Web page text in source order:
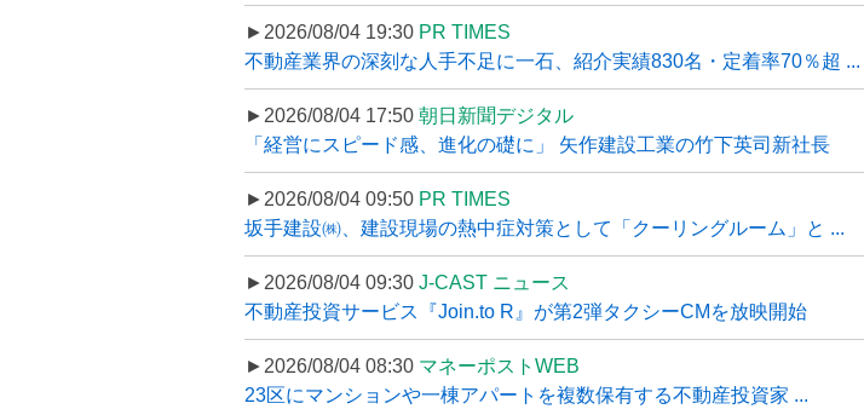
►2026/08/04 19:30 PR TIMES
不動産業界の深刻な人手不足に一石、紹介実績830名・定着率70％超 ...
►2026/08/04 17:50 朝日新聞デジタル
「経営にスピード感、進化の礎に」 矢作建設工業の竹下英司新社長
►2026/08/04 09:50 PR TIMES
坂手建設㈱、建設現場の熱中症対策として「クーリングルーム」と ...
►2026/08/04 09:30 J-CAST ニュース
不動産投資サービス『Join.to R』が第2弾タクシーCMを放映開始
►2026/08/04 08:30 マネーポストWEB
23区にマンションや一棟アパートを複数保有する不動産投資家 ...